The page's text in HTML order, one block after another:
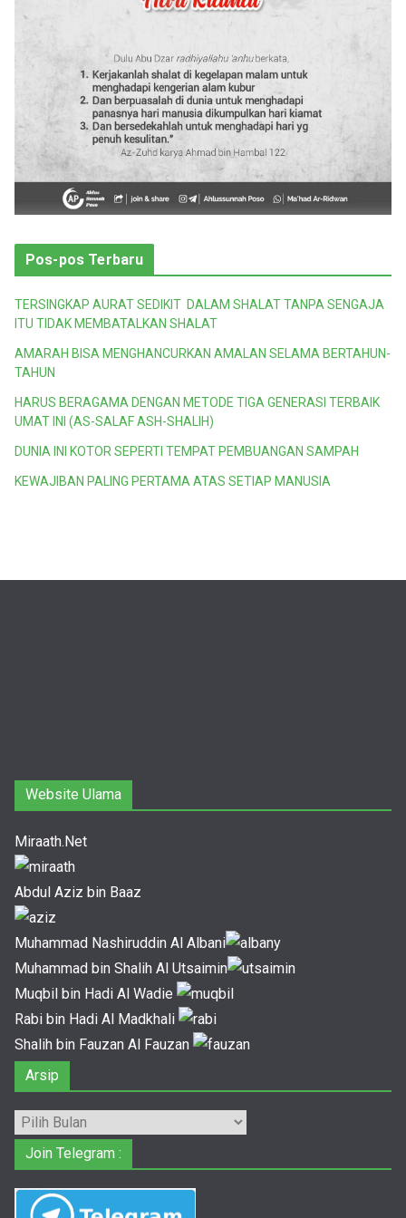
Pos-pos Terbaru
TERSINGKAP AURAT SEDIKIT DALAM SHALAT TANPA SENGAJA
ITU TIDAK MEMBATALKAN SHALAT
AMARAH BISA MENGHANCURKAN AMALAN SELAMA BERTAHUN-
TAHUN
HARUS BERAGAMA DENGAN METODE TIGA GENERASI TERBAIK
UMAT INI (AS-SALAF ASH-SHALIH)
DUNIA INI KOTOR SEPERTI TEMPAT PEMBUANGAN SAMPAH
KEWAJIBAN PALING PERTAMA ATAS SETIAP MANUSIA
Website Ulama
Miraath.Net
Abdul Aziz bin Baaz
Muhammad Nashiruddin Al Albani
Muhammad bin Shalih Al Utsaimin
Muqbil bin Hadi Al Wadie
Rabi bin Hadi Al Madkhali
Shalih bin Fauzan Al Fauzan
Arsip
Arsip
Join Telegram :